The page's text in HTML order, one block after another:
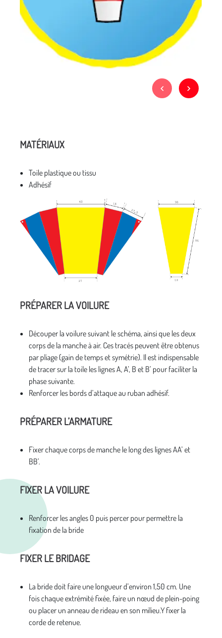
MATÉRIAUX
Toile plastique ou tissu
Adhésif
PRÉPARER LA VOILURE
Découper la voilure suivant le schéma, ainsi que les deux
corps de la manche à air. Ces tracés peuvent être obtenus
par pliage (gain de temps et symétrie). Il est indispensable
de tracer sur la toile les lignes A, A’, B et B’ pour faciliter la
phase suivante.
Renforcer les bords d’attaque au ruban adhésif.
PRÉPARER L’ARMATURE
Fixer chaque corps de manche le long des lignes AA’ et
BB’.
FIXER LA VOILURE
Renforcer les angles 0 puis percer pour permettre la
fixation de la bride
FIXER LE BRIDAGE
La bride doit faire une longueur d’environ 1,50 cm. Une
fois chaque extrémité fixée, faire un nœud de plein-poing
ou placer un anneau de rideau en son milieu.Y fixer la
corde de retenue.